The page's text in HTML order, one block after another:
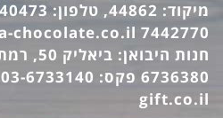
7442770
chocolate.co.il
6736380 פקס: 03-6733140
gift.co.il